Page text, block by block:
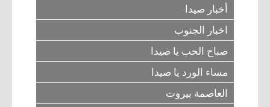
أخبار صيدا
اخبار الجنوب
صباح الحب يا صيدا
مساء الورد يا صيدا
العاصمة بيروت